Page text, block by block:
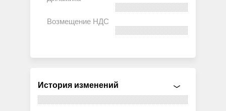
История изменений